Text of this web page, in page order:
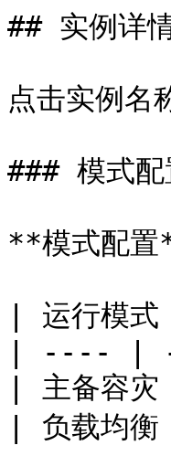
## 实例详
点击实例名
### 模式配
**模式配
| 运行模
| ---- |
| 主备容
| 负载均